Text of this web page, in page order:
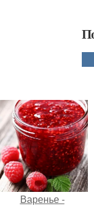
Варенье -